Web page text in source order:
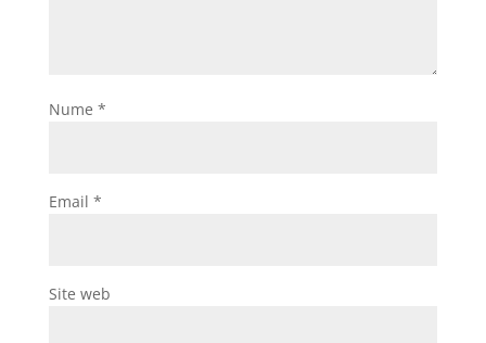
Nume *
Email *
Site web